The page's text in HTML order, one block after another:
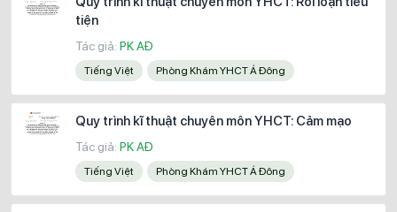
tiện
Tác giả: PK AĐ
Tiếng Việt Phòng Khám YHCT Á Đông
Quy trình kĩ thuật chuyên môn YHCT: Cảm mạo
Tác giả: PK AĐ
Tiếng Việt Phòng Khám YHCT Á Đông